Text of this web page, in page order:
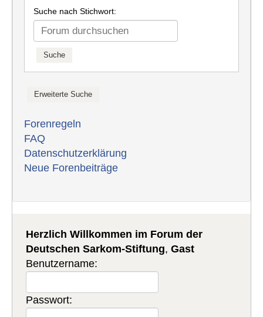
Suche nach Stichwort:
Forenregeln
FAQ
Datenschutzerklärung
Neue Forenbeiträge
Herzlich Willkommen im Forum der
Deutschen Sarkom-Stiftung,Gast
Benutzername:
Passwort: